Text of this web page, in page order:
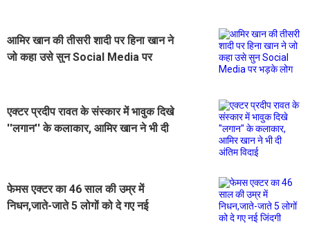
आमिर खान की तीसरी शादी पर हिना खान ने
जो कहा उसे सुन Social Media पर
एक्टर प्रदीप रावत के संस्कार में भावुक दिखे
''लगान'' के कलाकार, आमिर खान ने भी दी
फेमस एक्टर का 46 साल की उम्र में
निधन,जाते-जाते 5 लोगों को दे गए नई